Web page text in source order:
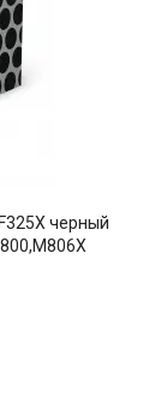
черный